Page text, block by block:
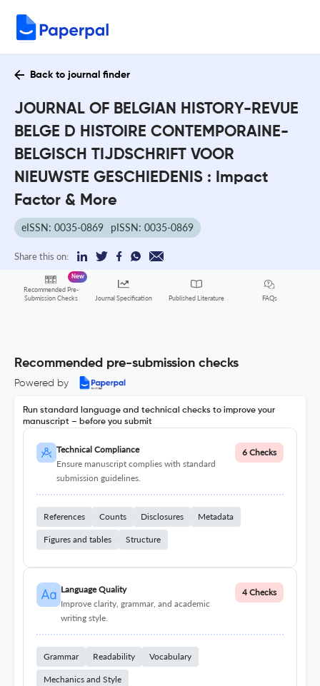
Back to journal finder
JOURNAL OF BELGIAN HISTORY-REVUE
BELGE D HISTOIRE CONTEMPORAINE-
BELGISCH TIJDSCHRIFT VOOR
NIEUWSTE GESCHIEDENIS : Impact
Factor & More
eISSN: 0035-0869 pISSN: 0035-0869
Share this on:
Recommended Pre-
Submission Checks
New
Journal Specification Published Literature FAQs
Recommended pre-submission checks
Powered by
Run standard language and technical checks to improve your
manuscript – before you submit
Technical Compliance
Ensure manuscript complies with standard
submission guidelines.
6 Checks
References Counts Disclosures Metadata
Figures and tables Structure
Language Quality
Improve clarity, grammar, and academic
writing style.
4 Checks
Grammar Readability Vocabulary
Mechanics and Style